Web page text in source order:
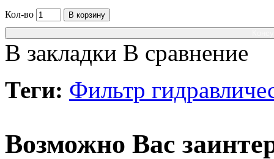
Кол-во
В корзину
В закладки В сравнение
Теги: Фильтр
Возможно Вас